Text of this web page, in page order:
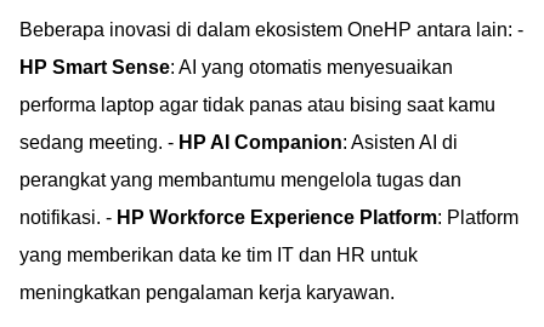
Beberapa inovasi di dalam ekosistem OneHP antara lain: -
HP Smart Sense: AI yang otomatis menyesuaikan
performa laptop agar tidak panas atau bising saat kamu
sedang meeting. - HP AI Companion: Asisten AI di
perangkat yang membantumu mengelola tugas dan
notifikasi. - HP Workforce Experience Platform: Platform
yang memberikan data ke tim IT dan HR untuk
meningkatkan pengalaman kerja karyawan.